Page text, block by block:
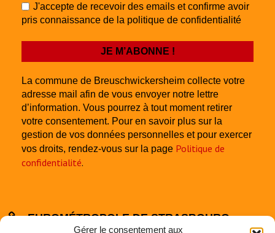
Gérer le consentement aux
J'accepte de recevoir des emails et confirme avoir
pris connaissance de la politique de confidentialité
La commune de Breuschwickersheim collecte votre
adresse mail afin de vous envoyer notre lettre
d’information. Vous pourrez à tout moment retirer
votre consentement. Pour en savoir plus sur la
gestion de vos données personnelles et pour exercer
vos droits, rendez-vous sur la page Politique de
confidentialité.
EUROMÉTROPOLE DE STRASBOURG